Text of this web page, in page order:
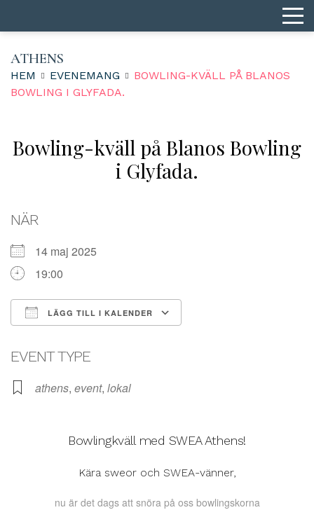
ATHENS
HEM EVENEMANG
BOWLING-KVÄLL PÅ BLANOS
BOWLING I GLYFADA.
Bowling-kväll på Blanos Bowling
i Glyfada.
NÄR
14 maj 2025
19:00
LÄGG TILL I KALENDER
EVENT TYPE
athens, event, lokal
Bowlingkväll med SWEA Athens!
Kära sweor och SWEA-vänner,
nu är det dags att snöra på oss bowlingskorna